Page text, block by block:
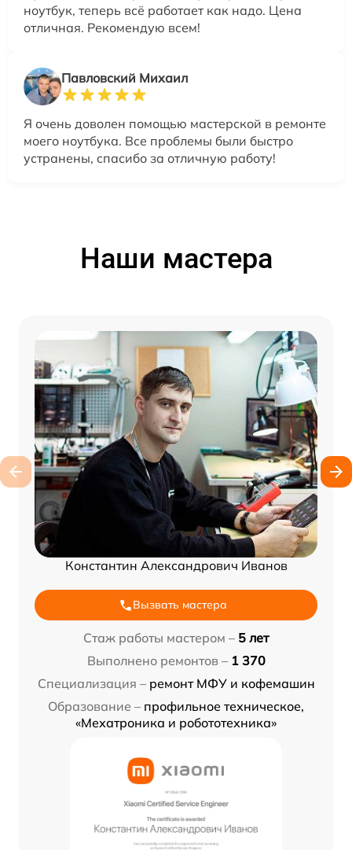
ноутбук, теперь всё работает как надо. Цена
отличная. Рекомендую всем!
Павловский Михаил
Я очень доволен помощью мастерской в ремонте
моего ноутбука. Все проблемы были быстро
устранены, спасибо за отличную работу!
Наши мастера
Константин Александрович Иванов
Вызвать мастера
Стаж работы мастером – 5 лет
Выполнено ремонтов – 1 370
Специализация – ремонт МФУ и кофемашин
Образование – профильное техническое,
«Мехатроника и робототехника»